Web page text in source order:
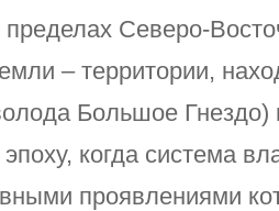
пределах Северо-
– территории,
Большое Гнездо)
эпоху, когда система
проявлениями